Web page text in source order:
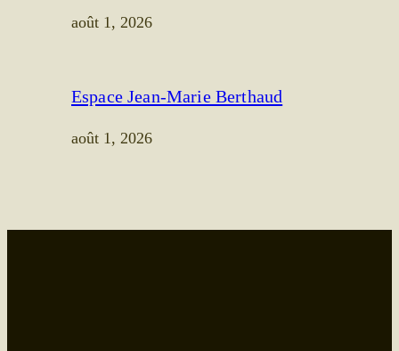
août 1, 2026
Espace Jean-Marie Berthaud
août 1, 2026